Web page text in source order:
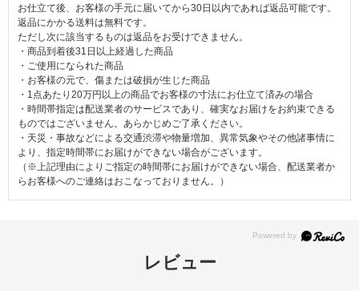
お仕立て後、お客様の手元に届いてから30日以内であれば返品可能です。
返品にかかる送料は無料です。
ただし次に該当するものは返品をお受けできません。
・商品到着後31日以上経過した商品
・ご使用になられた商品
・お客様の元で、傷または破損が生じた商品
・1点あたり20万円以上の商品でお客様の寸法にお仕立て済みの場合
・時間帯指定は配送業者のサービスであり、確実なお届けをお約束できる
ものではございません。あらかじめご了承ください。
・天災・事故などによる交通渋滞や物量増加、異常気象やその他諸事情に
より、指定時間帯にお届けができない場合がございます。
（※上記理由によりご指定の時間帯にお届けができない場合、配送業者か
らお客様へのご連絡はおこなっておりません。）
レビュー